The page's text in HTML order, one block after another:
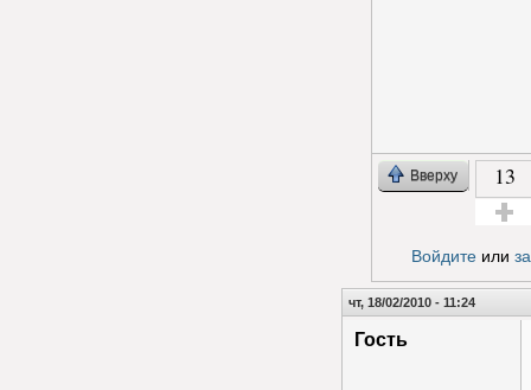
Вверху 13
Войдитеили
чт, 18/02/2010 - 11:24
Гость